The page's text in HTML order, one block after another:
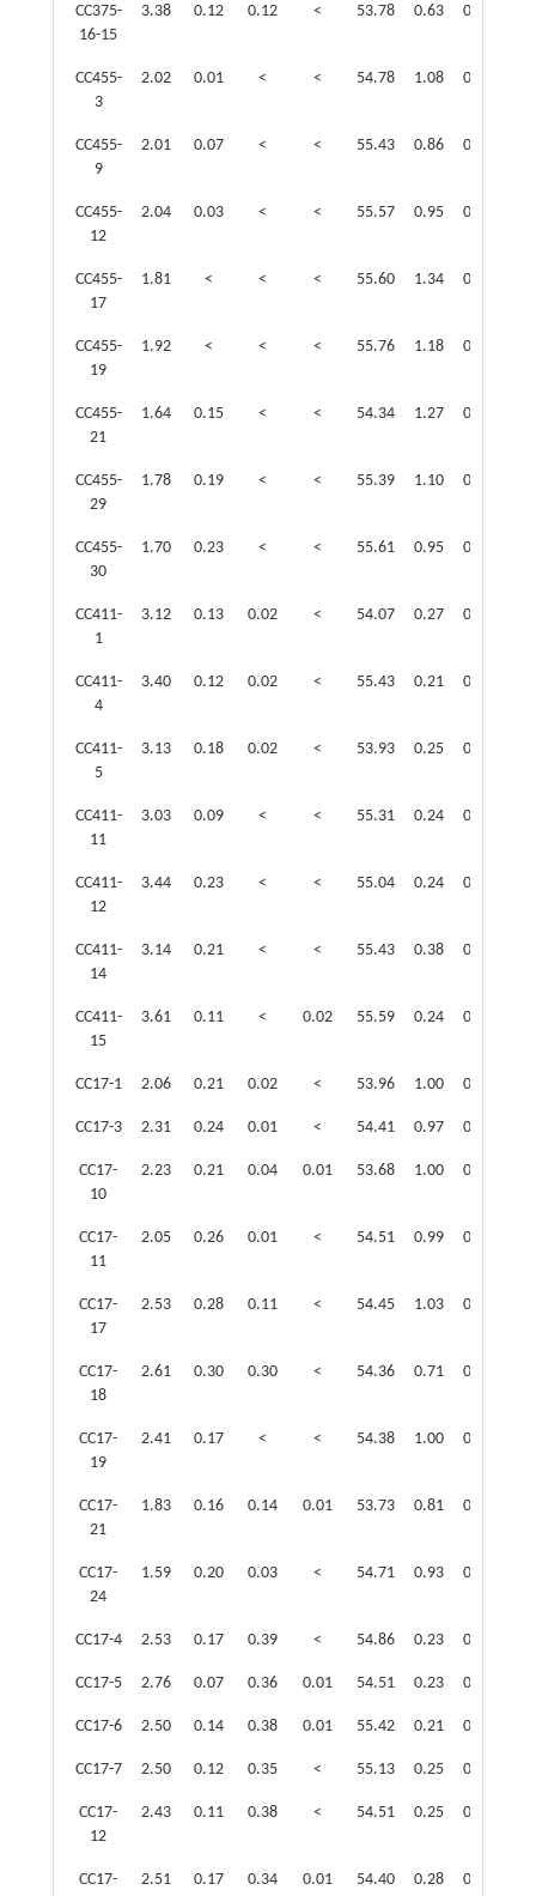
CC375-
16-15
3.38 0.12 0.12 < 53.78 0.63 0.08
CC455-
3
2.02 0.01 < < 54.78 1.08 0.14
CC455-
9
2.01 0.07 < < 55.43 0.86 0.35
CC455-
12
2.04 0.03 < < 55.57 0.95 0.05
CC455-
17
1.81 < < < 55.60 1.34 0.08
CC455-
19
1.92 < < < 55.76 1.18 0.11
CC455-
21
1.64 0.15 < < 54.34 1.27 0.44
CC455-
29
1.78 0.19 < < 55.39 1.10 0.40
CC455-
30
1.70 0.23 < < 55.61 0.95 0.43
CC411-
1
3.12 0.13 0.02 < 54.07 0.27 0.19
CC411-
4
3.40 0.12 0.02 < 55.43 0.21 0.10
CC411-
5
3.13 0.18 0.02 < 53.93 0.25 0.16
CC411-
11
3.03 0.09 < < 55.31 0.24 0.14
CC411-
12
3.44 0.23 < < 55.04 0.24 0.19
CC411-
14
3.14 0.21 < < 55.43 0.38 0.10
CC411-
15
3.61 0.11 < 0.02 55.59 0.24 0.10
CC17-1 2.06 0.21 0.02 < 53.96 1.00 0.14
CC17-3 2.31 0.24 0.01 < 54.41 0.97 0.18
CC17-
10
2.23 0.21 0.04 0.01 53.68 1.00 0.13
CC17-
11
2.05 0.26 0.01 < 54.51 0.99 0.18
CC17-
17
2.53 0.28 0.11 < 54.45 1.03 0.21
CC17-
18
2.61 0.30 0.30 < 54.36 0.71 0.19
CC17-
19
2.41 0.17 < < 54.38 1.00 0.09
CC17-
21
1.83 0.16 0.14 0.01 53.73 0.81 0.08
CC17-
24
1.59 0.20 0.03 < 54.71 0.93 0.34
CC17-4 2.53 0.17 0.39 < 54.86 0.23 0.30
CC17-5 2.76 0.07 0.36 0.01 54.51 0.23 0.23
CC17-6 2.50 0.14 0.38 0.01 55.42 0.21 0.39
CC17-7 2.50 0.12 0.35 < 55.13 0.25 0.25
CC17-
12
2.43 0.11 0.38 < 54.51 0.25 0.30
CC17-
2.51 0.17 0.34 0.01 54.40 0.28 0.27